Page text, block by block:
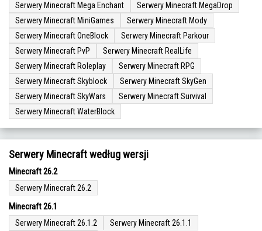
Serwery Minecraft Mega Enchant
Serwery Minecraft MegaDrop
Serwery Minecraft MiniGames
Serwery Minecraft Mody
Serwery Minecraft OneBlock
Serwery Minecraft Parkour
Serwery Minecraft PvP
Serwery Minecraft RealLife
Serwery Minecraft Roleplay
Serwery Minecraft RPG
Serwery Minecraft Skyblock
Serwery Minecraft SkyGen
Serwery Minecraft SkyWars
Serwery Minecraft Survival
Serwery Minecraft WaterBlock
Serwery Minecraft według wersji
Minecraft 26.2
Serwery Minecraft 26.2
Minecraft 26.1
Serwery Minecraft 26.1.2
Serwery Minecraft 26.1.1